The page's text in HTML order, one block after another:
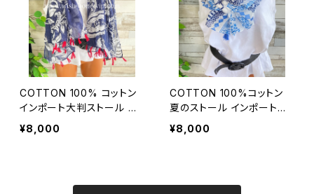
COTTON 100% コットン
インポート大判ストール ｜
ロングストール・心地よい肌
触りのスカーフ/ネイビー＆
¥8,000
COTTON 100%コットン
夏のストール インポート大
判・ロングストール・通気
性・肌触り良いスカーフ/エ
¥8,000